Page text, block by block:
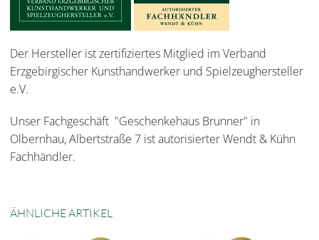
Der Hersteller ist zertifiziertes Mitglied im Verband
Erzgebirgischer Kunsthandwerker und Spielzeughersteller
e.V.
Unser Fachgeschäft "Geschenkehaus Brunner" in
Olbernhau, Albertstraße 7 ist autorisierter Wendt & Kühn
Fachhändler.
ÄHNLICHE ARTIKEL